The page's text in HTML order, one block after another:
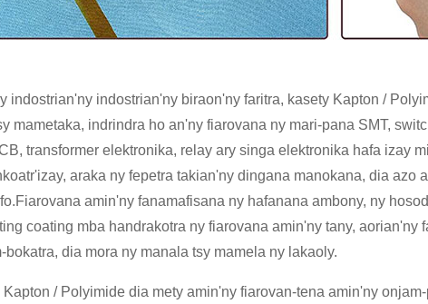
indostrian'ny indostrian'ny biraon'ny faritra, kasety Kapton /
mametaka, indrindra ho an'ny fiarovana ny mari-pana SMT,
transformer elektronika, relay ary singa elektronika hafa izay
araka ny fepetra takian'ny dingana manokana, dia azo
amin'ny fanamafisana ny hafanana ambony, ny
coating mba handrakotra ny fiarovana amin'ny tany, aorian'ny
bokatra, dia mora ny manala tsy mamela ny lakaoly.
Kapton / Polyimide dia mety amin'ny fiarovan-tena amin'ny